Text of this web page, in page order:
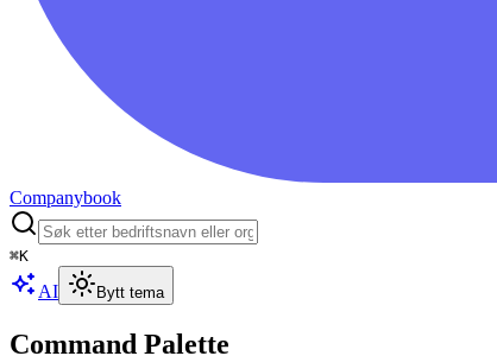
Companybook
⌘K
AI Bytt tema
Command Palette